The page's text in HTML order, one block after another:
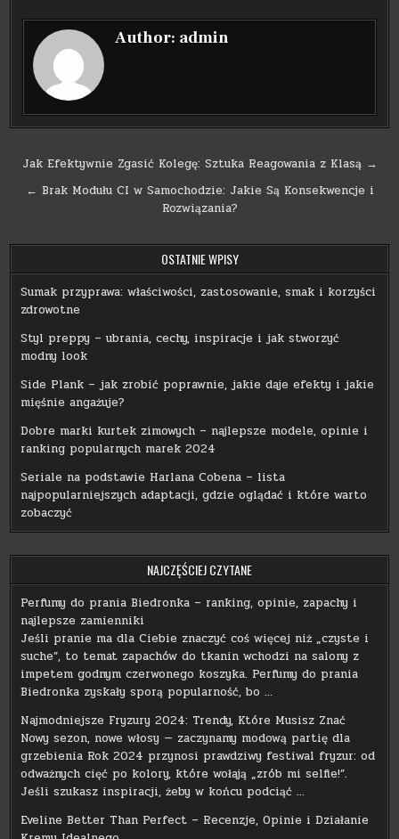
Author: admin
Nawigacja
wpisu
Jak Efektywnie Zgasić Kolegę: Sztuka Reagowania z Klasą →
← Brak Modułu CI w Samochodzie: Jakie Są Konsekwencje i
Rozwiązania?
OSTATNIE WPISY
Sumak przyprawa: właściwości, zastosowanie, smak i korzyści
zdrowotne
Styl preppy – ubrania, cechy, inspiracje i jak stworzyć
modny look
Side Plank – jak zrobić poprawnie, jakie daje efekty i jakie
mięśnie angażuje?
Dobre marki kurtek zimowych – najlepsze modele, opinie i
ranking popularnych marek 2024
Seriale na podstawie Harlana Cobena – lista
najpopularniejszych adaptacji, gdzie oglądać i które warto
zobaczyć
NAJCZĘŚCIEJ CZYTANE
Perfumy do prania Biedronka – ranking, opinie, zapachy i
najlepsze zamienniki
Jeśli pranie ma dla Ciebie znaczyć coś więcej niż „czyste i
suche”, to temat zapachów do tkanin wchodzi na salony z
impetem godnym czerwonego koszyka. Perfumy do prania
Biedronka zyskały sporą popularność, bo …
Najmodniejsze Fryzury 2024: Trendy, Które Musisz Znać
Nowy sezon, nowe włosy — zaczynamy modową partię dla
grzebienia Rok 2024 przynosi prawdziwy festiwal fryzur: od
odważnych cięć po kolory, które wołają „zrób mi selfie!”.
Jeśli szukasz inspiracji, żeby w końcu podciąć …
Eveline Better Than Perfect – Recenzje, Opinie i Działanie